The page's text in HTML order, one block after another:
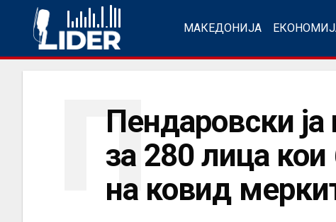
МАКЕДОНИЈА
Пендаровски
за 280 лица
на ковид
П